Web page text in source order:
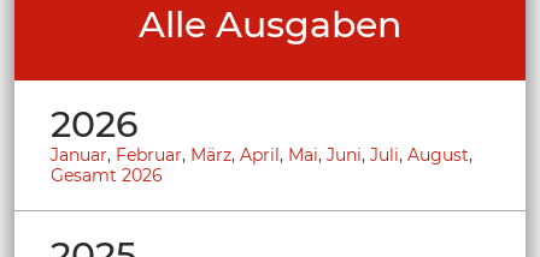
Alle Ausgaben
2026
Januar, Februar, März, April, Mai, Juni, Juli, August,
Gesamt 2026